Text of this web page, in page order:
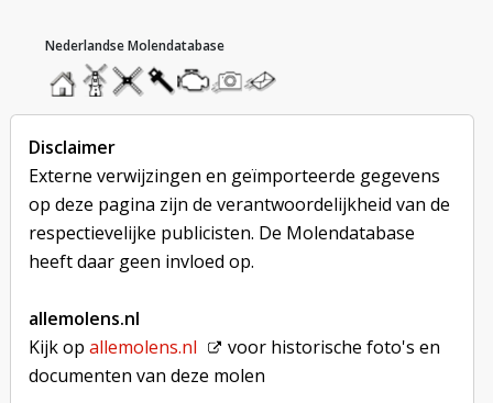
homemolendatabase
roedendatabase
assendatabase
motorendatabase
stuur
een
foto
stuur
een
bericht
Disclaimer
Externe verwijzingen en geïmporteerde gegevens
op deze pagina zijn de verantwoordelijkheid van de
respectievelijke publicisten. De Molendatabase
heeft daar geen invloed op.
allemolens.nl
Kijk op allemolens.nl
voor historische foto's en
documenten van deze molen